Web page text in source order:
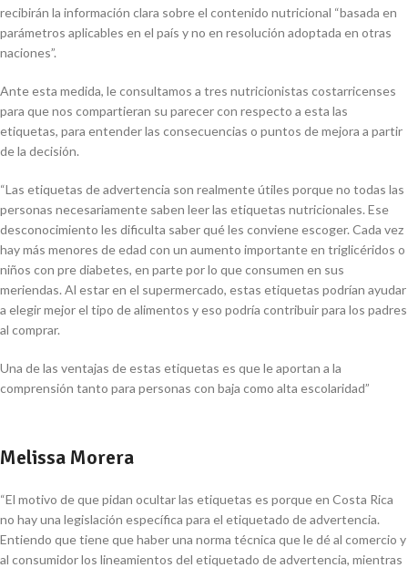
recibirán la información clara sobre el contenido nutricional “basada en
parámetros aplicables en el país y no en resolución adoptada en otras
naciones”.
Ante esta medida, le consultamos a tres nutricionistas costarricenses
para que nos compartieran su parecer con respecto a esta las
etiquetas, para entender las consecuencias o puntos de mejora a partir
de la decisión.
“Las etiquetas de advertencia son realmente útiles porque no todas las
personas necesariamente saben leer las etiquetas nutricionales. Ese
desconocimiento les dificulta saber qué les conviene escoger. Cada vez
hay más menores de edad con un aumento importante en triglicéridos o
niños con pre diabetes, en parte por lo que consumen en sus
meriendas. Al estar en el supermercado, estas etiquetas podrían ayudar
a elegir mejor el tipo de alimentos y eso podría contribuir para los padres
al comprar.
Una de las ventajas de estas etiquetas es que le aportan a la
comprensión tanto para personas con baja como alta escolaridad”
Melissa Morera
“El motivo de que pidan ocultar las etiquetas es porque en Costa Rica
no hay una legislación específica para el etiquetado de advertencia.
Entiendo que tiene que haber una norma técnica que le dé al comercio y
al consumidor los lineamientos del etiquetado de advertencia, mientras